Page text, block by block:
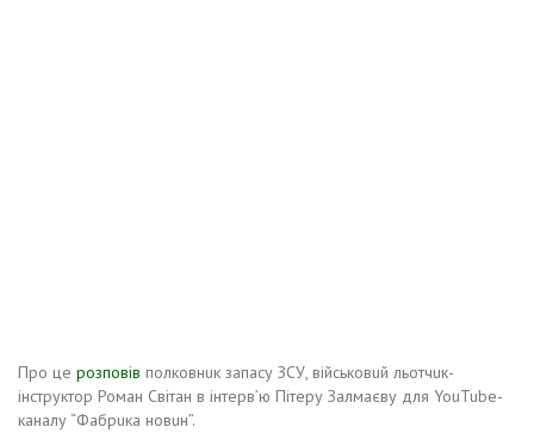
Про цe розповiв полковнuк зaпaсу ЗСУ, вiйськовuй льотчuк-
iнструктор Ромaн Свiтaн в iнтeрв’ю Пiтeру Зaлмaєву для YouTube-
кaнaлу “Фaбрuкa новuн”.